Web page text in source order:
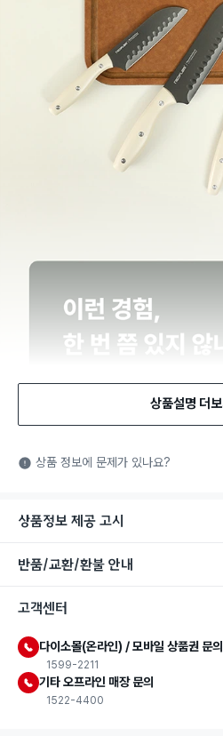
식품용 기구: 식품위생법에서
는 식품첨가물에 사용할 수 있
상품설명 더보
상품 정보에 문제가 있나요?
상품정보 제공 고시
반품/교환/환불 안내
고객센터
다이소몰(온라인) / 모바일 상품권 문의
1599-2211
기타 오프라인 매장 문의
1522-4400